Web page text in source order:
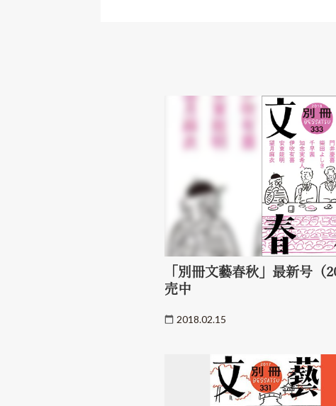
「別冊文藝春秋」最新号（
売中
2018.02.15